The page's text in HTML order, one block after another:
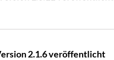
2.1.6 veröffentlicht